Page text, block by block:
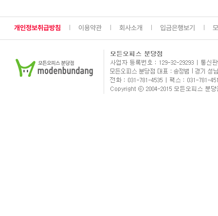
개인정보취급방침 이용약관 회사소개 입금은행보기